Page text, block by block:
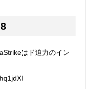
はド迫力のイン